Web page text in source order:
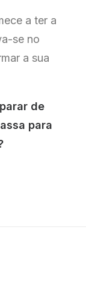
a ter a
se no
a sua
de
para